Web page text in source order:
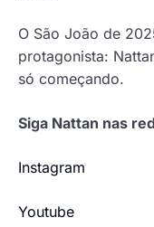
O São João de
protagonista:
só começando.
Siga Nattan nas
Instagram
Youtube